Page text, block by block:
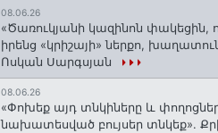
08.06.26
«Ծառուկյանի կազինոն փակեցին,
իրենց «կրիշայի» ներքո,
Ոսկան Սարգսյան
08.06.26
«Փոխեք այդ տնկիները և
նախատեսված բույսեր տնկեք».